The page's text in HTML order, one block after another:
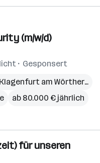
(m/w/d)
Gesponsert
Klagenfurt am Wörthersee
ab 80.000 € jährlich
für unseren